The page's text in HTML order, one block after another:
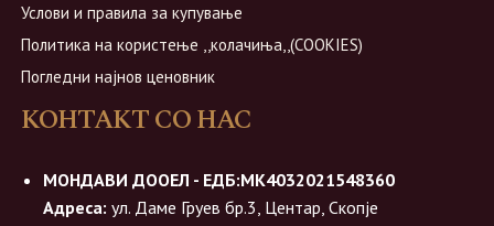
Услови и правила за купување
Политика на користење ,,колачиња,,(COOKIES)
Погледни најнов ценовник
КОНТАКТ СО НАС
МОНДАВИ ДООЕЛ - ЕДБ:МК4032021548360
Адреса: ул. Даме Груев бр.3, Центар, Скопје